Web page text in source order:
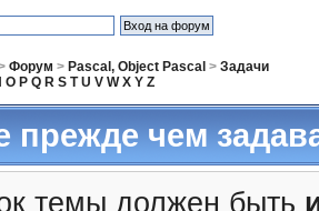
Форум > Pascal, Object Pascal > Задачи
O P Q R S T U V W X Y Z
прежде чем
темы должен быть